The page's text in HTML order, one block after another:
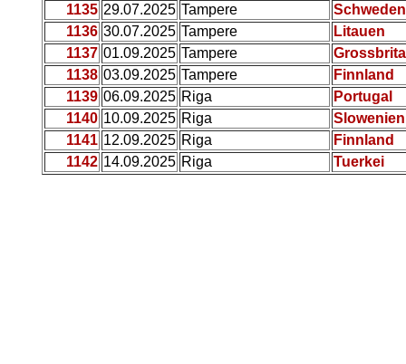
1135 29.07.2025 Tampere
Schweden
1136 30.07.2025 Tampere
Litauen
1137 01.09.2025 Tampere
1138 03.09.2025 Tampere
Finnland
1139 06.09.2025 Riga
Portugal
1140 10.09.2025 Riga
Slowenien
1141 12.09.2025 Riga
Finnland
1142 14.09.2025 Riga Tuerkei